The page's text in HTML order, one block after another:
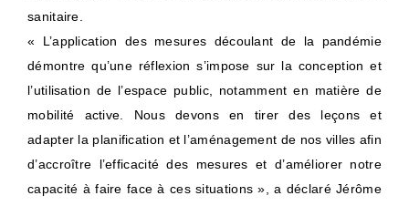
sanitaire.
« L’application des mesures découlant de la pandémie
démontre qu’une réflexion s’impose sur la conception et
l’utilisation de l’espace public, notamment en matière de
mobilité active. Nous devons en tirer des leçons et
adapter la planification et l’aménagement de nos villes afin
d’accroître l’efficacité des mesures et d’améliorer notre
capacité à faire face à ces situations », a déclaré Jérôme